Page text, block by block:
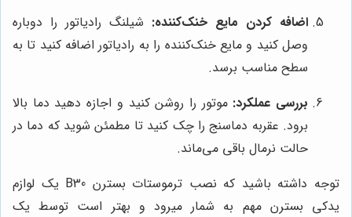
اضافه کردن مایع خنک‌کننده: شیلنگ رادیاتور را دوباره
وصل کنید و مایع خنک‌کننده را به رادیاتور اضافه کنید تا به
سطح مناسب برسد.
بررسی عملکرد: موتور را روشن کنید و اجازه دهید دما بالا
برود. عقربه دماسنج را چک کنید تا مطمئن شوید که دما در
حالت نرمال باقی می‌ماند.
توجه داشته باشید که نصب ترموستات بسترن B30 یک لوازم
یدکی بسترن مهم به شمار میرود و بهتر است توسط یک